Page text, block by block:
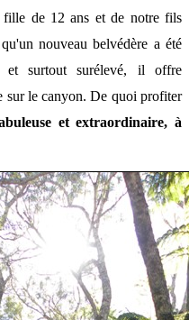
fille de 12 ans et de notre fils
nouveau belvédère a été
surtout surélevé, il offre
sur le canyon. De quoi profiter
et extraordinaire, à